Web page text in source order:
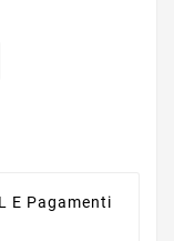
E Pagamenti